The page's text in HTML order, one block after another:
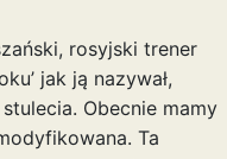
rosyjski trener
jak ją nazywał,
Obecnie mamy
Ta